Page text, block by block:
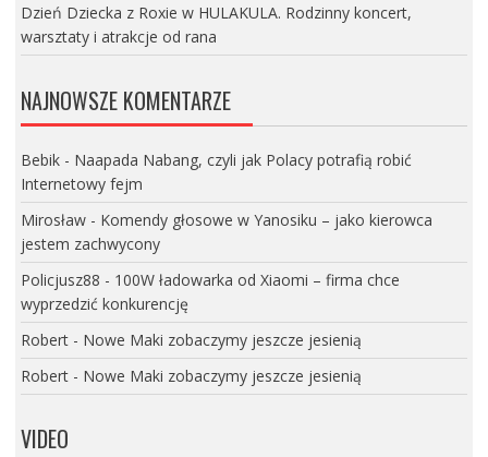
Dzień Dziecka z Roxie w HULAKULA. Rodzinny koncert,
warsztaty i atrakcje od rana
NAJNOWSZE KOMENTARZE
Bebik- Naapada Nabang, czyli jak Polacy potrafią robić
Internetowy fejm
Mirosław- Komendy głosowe w Yanosiku – jako kierowca
jestem zachwycony
Policjusz88 - 100W ładowarka od Xiaomi – firma chce
wyprzedzić konkurencję
Robert- Nowe Maki zobaczymy jeszcze jesienią
Robert- Nowe Maki zobaczymy jeszcze jesienią
VIDEO